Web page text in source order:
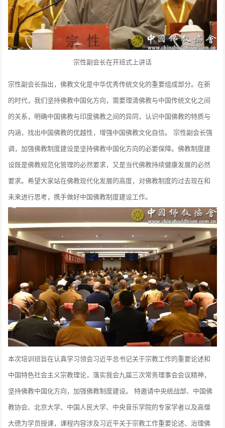
宗性副会长在开班式上讲话
宗性副会长指出，佛教文化是中华优秀传统文化的重要组成部分。在新
的时代，我们坚持佛教中国化方向，需要理清佛教与中国传统文化之间
的关系，明确中国佛教与印度佛教之间的异同，认识中国佛教的特质与
内涵，找出中国佛教的优越性，增强中国佛教文化自信。 宗性副会长强
调，加强佛教制度建设是坚持佛教中国化方向的必要保障。佛教制度建
设既是佛教规范化管理的必然要求，又是当代佛教持续健康发展的必然
要求。希望大家站在佛教现代化发展的高度，对佛教制度的过去现在和
未来进行思考，携手做好中国佛教制度建设工作。
本次培训班旨在认真学习领会习近平总书记关于宗教工作的重要论述和
中国特色社会主义宗教理论，落实我会九届三次常务理事会会议精神，
坚持佛教中国化方向，加强佛教制度建设。 特邀请中央统战部、中国佛
教协会、北京大学、中国人民大学、中央音乐学院的专家学者以及高僧
大德为学员授课，课程内容涉及习近平关于宗教工作重要论述、治理佛